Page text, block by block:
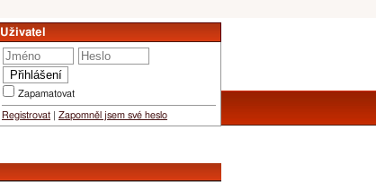
Uživatel
Zapamatovat
Registrovat Zapomněl jsem své heslo